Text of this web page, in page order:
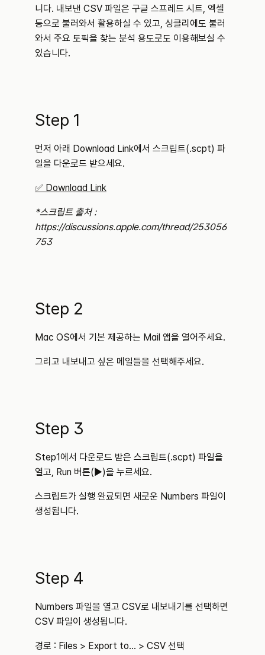
니다. 내보낸 CSV 파일은 구글 스프레드 시트, 엑셀
등으로 불러와서 활용하실 수 있고, 싱클리에도 불러
와서 주요 토픽을 찾는 분석 용도로도 이용해보실 수
있습니다.
Step 1
먼저 아래 Download Link에서 스크립트(.scpt) 파
일을 다운로드 받으세요.
✅ Download Link
*스크립트 출처 :
https://discussions.apple.com/thread/253056
753
Step 2
Mac OS에서 기본 제공하는 Mail 앱을 열어주세요.
그리고 내보내고 싶은 메일들을 선택해주세요.
Step 3
Step1에서 다운로드 받은 스크립트(.scpt) 파일을
열고, Run 버튼(▶️)을 누르세요.
스크립트가 실행 완료되면 새로운 Numbers 파일이
생성됩니다.
Step 4
Numbers 파일을 열고 CSV로 내보내기를 선택하면
CSV 파일이 생성됩니다.
경로 : Files > Export to... > CSV 선택